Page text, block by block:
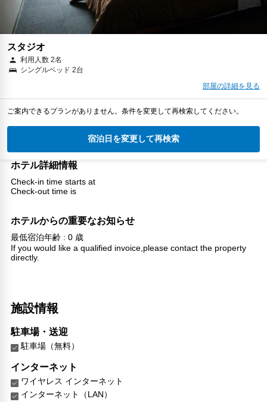
スタジオ
利用人数 2名
シングルベッド 2台
部屋の詳細を見る
ご案内できるプランがありません。条件を変更して再検索してください。
宿泊日を変更して再検索
ホテル詳細情報
Check-in time starts at
Check-out time is
ホテルからの重要なお知らせ
最低宿泊年齢 : 0 歳
If you would like a qualified invoice,please contact the property
directly.
施設情報
駐車場・送迎
駐車場（無料）
インターネット
ワイヤレス インターネット
インターネット（LAN）